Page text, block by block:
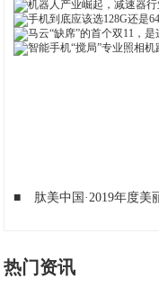
■ 肽美中国·2019年度
热门资讯